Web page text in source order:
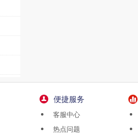
便捷服务
客服中心
热点问题